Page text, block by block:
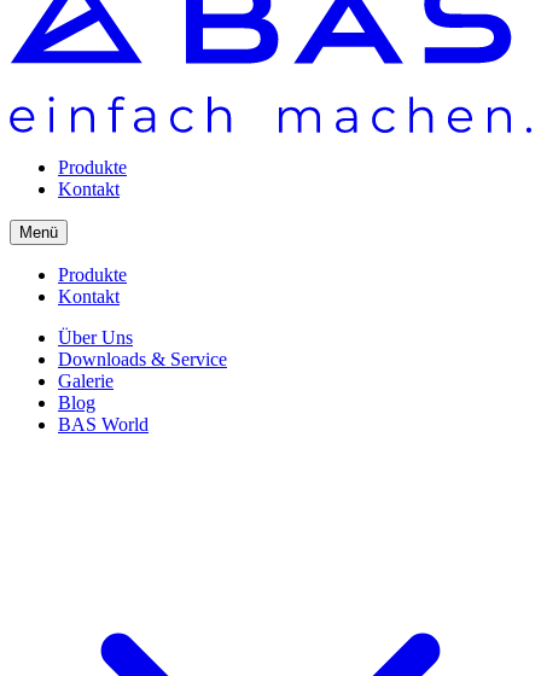
Produkte
Kontakt
Menü
Produkte
Kontakt
Über Uns
Downloads & Service
Galerie
Blog
BAS World